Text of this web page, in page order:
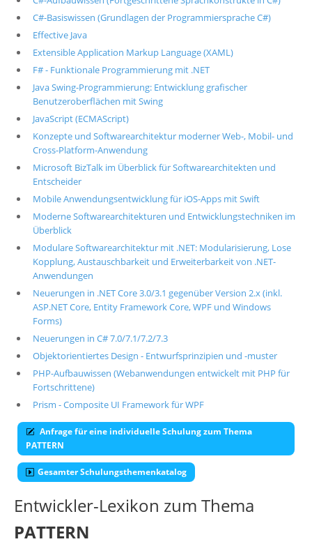
C#-Basiswissen (Grundlagen der Programmiersprache C#)
Effective Java
Extensible Application Markup Language (XAML)
F# - Funktionale Programmierung mit .NET
Java Swing-Programmierung: Entwicklung grafischer
Benutzeroberflächen mit Swing
JavaScript (ECMAScript)
Konzepte und Softwarearchitektur moderner Web-, Mobil- und
Cross-Platform-Anwendung
Microsoft BizTalk im Überblick für Softwarearchitekten und
Entscheider
Mobile Anwendungsentwicklung für iOS-Apps mit Swift
Moderne Softwarearchitekturen und Entwicklungstechniken im
Überblick
Modulare Softwarearchitektur mit .NET: Modularisierung, Lose
Kopplung, Austauschbarkeit und Erweiterbarkeit von .NET-
Anwendungen
Neuerungen in .NET Core 3.0/3.1 gegenüber Version 2.x (inkl.
ASP.NET Core, Entity Framework Core, WPF und Windows
Forms)
Neuerungen in C# 7.0/7.1/7.2/7.3
Objektorientiertes Design - Entwurfsprinzipien und -muster
PHP-Aufbauwissen (Webanwendungen entwickelt mit PHP für
Fortschrittene)
Prism - Composite UI Framework für WPF
Anfrage für eine individuelle Schulung zum Thema
PATTERN
Gesamter Schulungsthemenkatalog
Entwickler-Lexikon zum Thema
PATTERN